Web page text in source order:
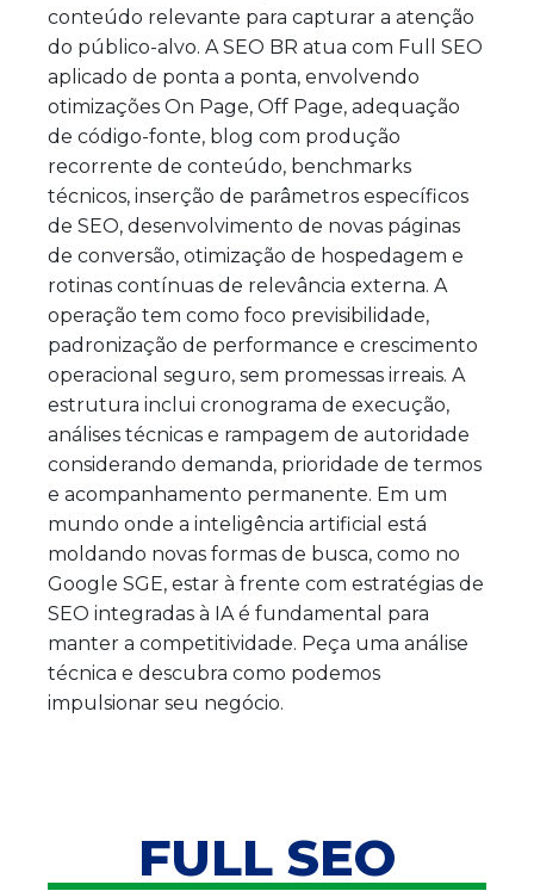
conteúdo relevante para capturar a atenção
do público-alvo. A SEO BR atua com Full SEO
aplicado de ponta a ponta, envolvendo
otimizações On Page, Off Page, adequação
de código-fonte, blog com produção
recorrente de conteúdo, benchmarks
técnicos, inserção de parâmetros específicos
de SEO, desenvolvimento de novas páginas
de conversão, otimização de hospedagem e
rotinas contínuas de relevância externa. A
operação tem como foco previsibilidade,
padronização de performance e crescimento
operacional seguro, sem promessas irreais. A
estrutura inclui cronograma de execução,
análises técnicas e rampagem de autoridade
considerando demanda, prioridade de termos
e acompanhamento permanente. Em um
mundo onde a inteligência artificial está
moldando novas formas de busca, como no
Google SGE, estar à frente com estratégias de
SEO integradas à IA é fundamental para
manter a competitividade. Peça uma análise
técnica e descubra como podemos
impulsionar seu negócio.
FULL SEO